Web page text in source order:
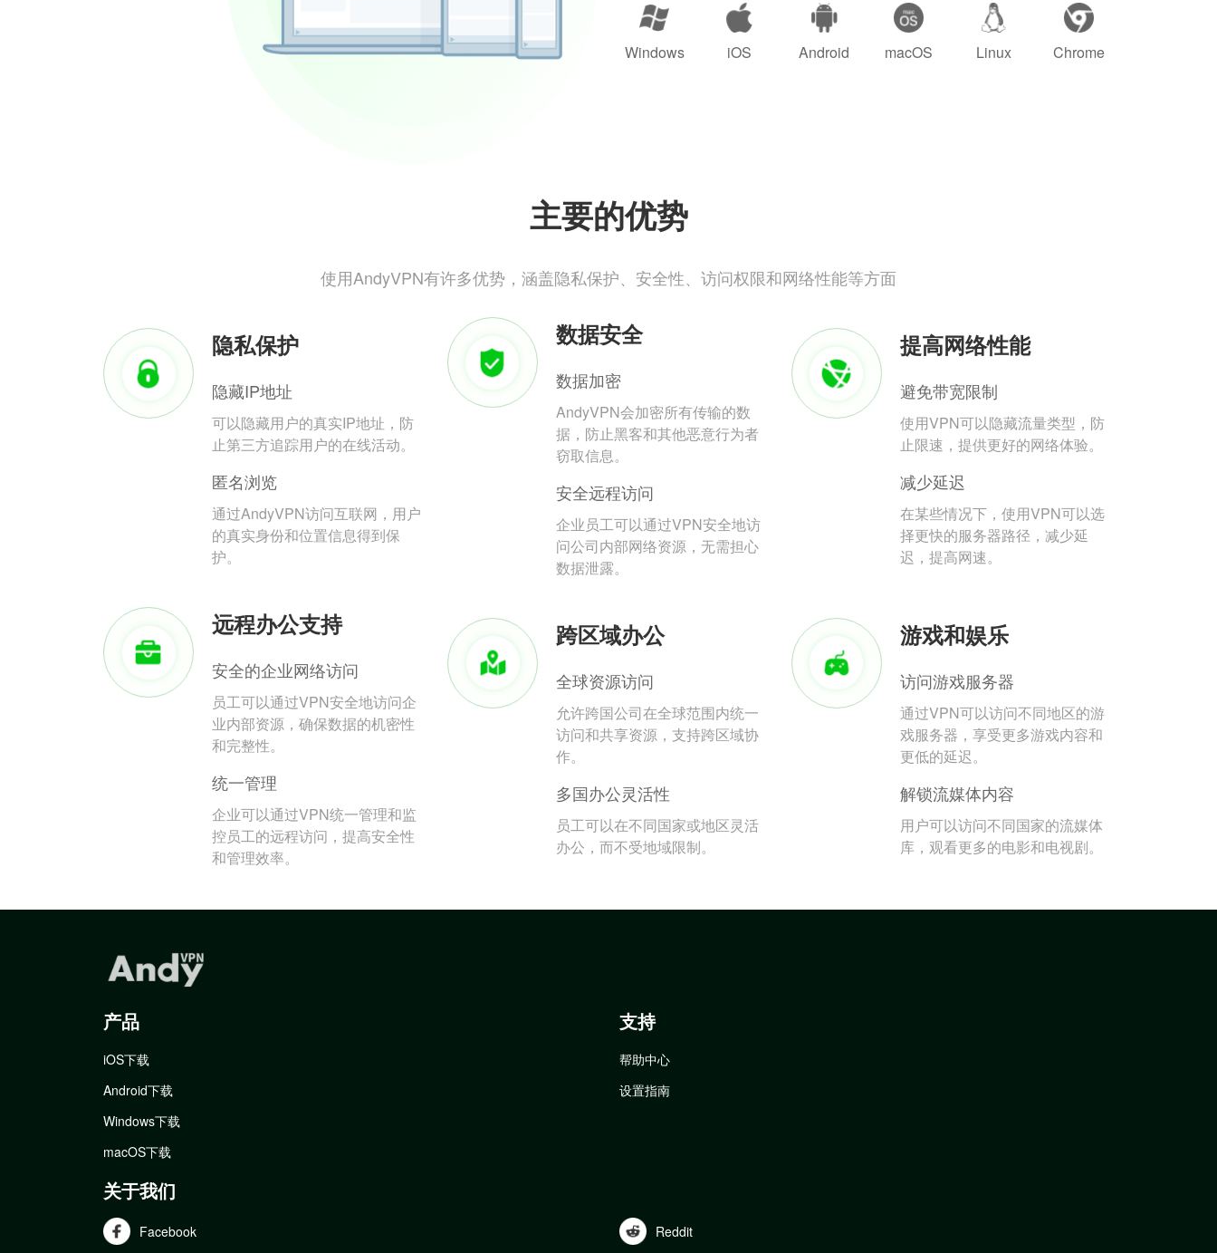
Windows iOS Android macOS Linux Chrome
主要的优势
使用AndyVPN有许多优势，涵盖隐私保护、安全性、访问权限和网络性能等方面
隐私保护
隐藏IP地址
可以隐藏用户的真实IP地址，防
止第三方追踪用户的在线活动。
匿名浏览
通过AndyVPN访问互联网，用户
的真实身份和位置信息得到保
护。
数据安全
数据加密
AndyVPN会加密所有传输的数
据，防止黑客和其他恶意行为者
窃取信息。
安全远程访问
企业员工可以通过VPN安全地访
问公司内部网络资源，无需担心
数据泄露。
提高网络性能
避免带宽限制
使用VPN可以隐藏流量类型，防
止限速，提供更好的网络体验。
减少延迟
在某些情况下，使用VPN可以选
择更快的服务器路径，减少延
迟，提高网速。
远程办公支持
安全的企业网络访问
员工可以通过VPN安全地访问企
业内部资源，确保数据的机密性
和完整性。
统一管理
企业可以通过VPN统一管理和监
控员工的远程访问，提高安全性
和管理效率。
跨区域办公
全球资源访问
允许跨国公司在全球范围内统一
访问和共享资源，支持跨区域协
作。
多国办公灵活性
员工可以在不同国家或地区灵活
办公，而不受地域限制。
游戏和娱乐
访问游戏服务器
通过VPN可以访问不同地区的游
戏服务器，享受更多游戏内容和
更低的延迟。
解锁流媒体内容
用户可以访问不同国家的流媒体
库，观看更多的电影和电视剧。
产品
iOS下载
Android下载
Windows下载
macOS下载
支持
帮助中心
设置指南
关于我们
Facebook Reddit